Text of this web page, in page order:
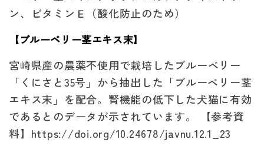
ン、ビタミンＥ（酸化防止のため）
【ブルーベリー茎エキス末】
宮崎県産の農薬不使用で栽培したブルーベリー
「くにさと35号」から抽出した「ブルーベリー茎
エキス末」を配合。腎機能の低下した犬猫に有効
であるとのデータが示されています。 【参考資
料】https://doi.org/10.24678/javnu.12.1_23